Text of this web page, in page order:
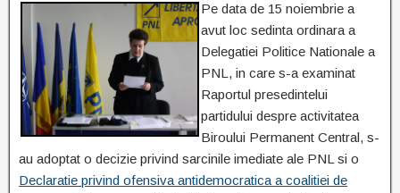
Pe data de 15 noiembrie a
avut loc sedinta ordinara a
Delegatiei Politice Nationale a
PNL, in care s-a examinat
Raportul presedintelui
partidului despre activitatea
Biroului Permanent Central, s-
au adoptat o decizie privind sarcinile imediate ale PNL si o
Declaratie privind ofensiva antidemocratica a coalitiei de